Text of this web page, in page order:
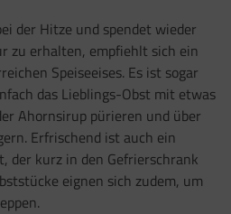
der Hitze und spendet wieder
zu erhalten, empfiehlt sich ein
Speiseeises. Es ist sogar
das Lieblings-Obst mit etwas
Ahornsirup pürieren und über
Erfrischend ist auch ein
der kurz in den Gefrierschrank
eignen sich zudem, um